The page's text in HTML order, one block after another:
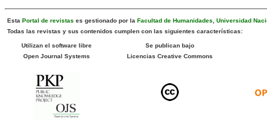
Esta Portal de revistas es gestionado por la Facultad de Humanidades
Universidad
Todas las revistas y sus contenidos cumplen con las siguientes características:
Utilizan el software libre
Open Journal Systems
Se publican bajo
Licencias Creative Commons